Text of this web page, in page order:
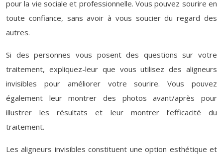
pour la vie sociale et professionnelle. Vous pouvez sourire en
toute confiance, sans avoir à vous soucier du regard des
autres.
Si des personnes vous posent des questions sur votre
traitement, expliquez-leur que vous utilisez des aligneurs
invisibles pour améliorer votre sourire. Vous pouvez
également leur montrer des photos avant/après pour
illustrer les résultats et leur montrer l’efficacité du
traitement.
Les aligneurs invisibles constituent une option esthétique et